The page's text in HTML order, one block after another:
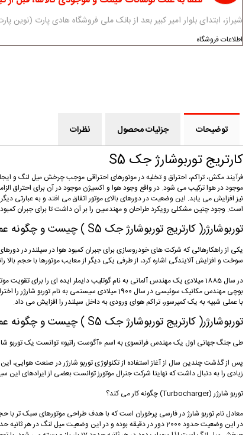
شیراز، ابتدای بلوار امیر کبیر بعد از بانک ملی فروشگاه هادی پارت (نوین پارت) ------------
اطلاعات فروشگاه
توضیحات جزئیات محصول نظرات
کارتریج توربوشارژ جک S5
فرآیند مکش، تراکم، احتراق و تخلیه در موتورهای احتراقی موجب چرخش میل لنگ و
موجود در هوا ترکیب می شود. در واقع وجود هوا و اکسیژن موجود در آن برای احتراق
نیز افزایش می یابد. این وضعیت در دورهای بالای موتور اتفاق می افتد و به عبارتی
است. وجود چنین مشکلی رویکرد طراحان و مهندسین را بر آن داشت تا برای جبران کمبود
توربوشارژر( کارتریج توربوشارژ جک S5 ) چیست و چگونه عمل می کند؟
یکی از راهکارهائی که شرکت های خودروسازی برای جبران کمبود هوا در سیلندر در
سوخت و افزایش آلایندگی اشاره کرد، از طرفی یکی دیگر از معایب موتورها با حجم
در سال 1885 میلادی یک مهندس آلمانی به نام گوتلیب دایملر ایده ای را
بوچی مهندس مکانیک سوئیسی در سال 1900
با عملی شبیه به یک کمپرسور، تراکم هوای ورودی به داخل سیلندر را افزایش می داد.
توربوشارژر( کارتریج توربوشارژ جک S5 ) چیست و چگونه عمل می کند؟
طی جنگ جهانی اول یک مهندس فرانسوی به اسم «آگوست راتیو» توانست یک توربو شارژ را
زیادی را به دنبال داشت که نهایتا شرکت جنرال موتورز توانست بعضی از ایرادهای این سیستم را برطرف کرده و برای اولین بار
توربو شارژر (Turbocharger) چگونه کار می کند؟